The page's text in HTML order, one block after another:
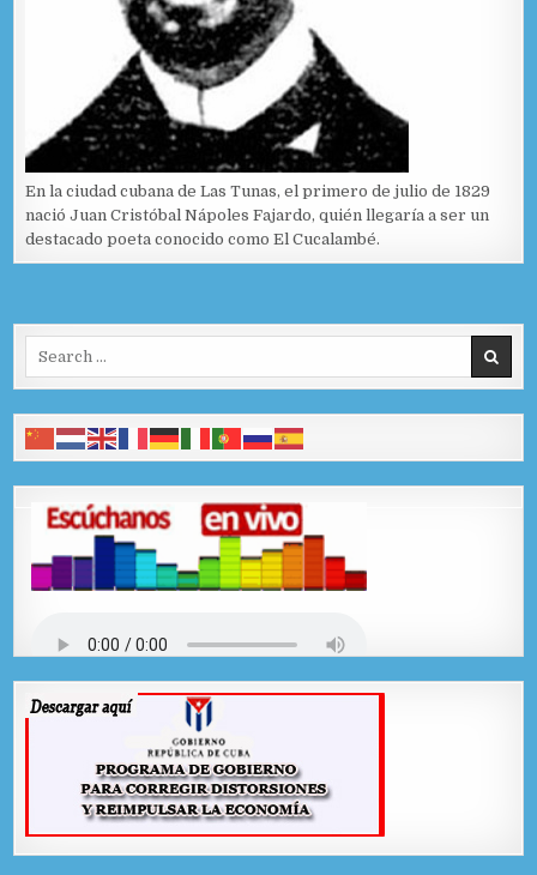
En la ciudad cubana de Las Tunas, el primero de julio de 1829
nació Juan Cristóbal Nápoles Fajardo, quién llegaría a ser un
destacado poeta conocido como El Cucalambé.
Search for: